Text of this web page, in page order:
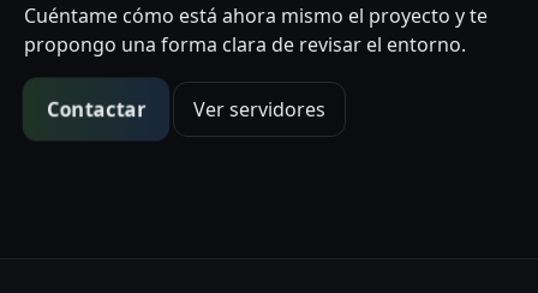
Cuéntame cómo está ahora mismo el proyecto y te
propongo una forma clara de revisar el entorno.
Contactar Ver servidores